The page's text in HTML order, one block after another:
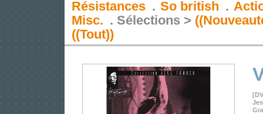
Résistances . So british .
Misc. . Sélections >
((Tout))